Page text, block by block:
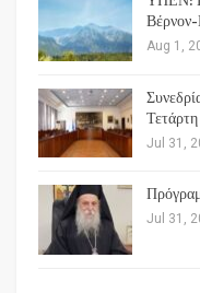
Aug 1,
Jul 31,
Jul 31,